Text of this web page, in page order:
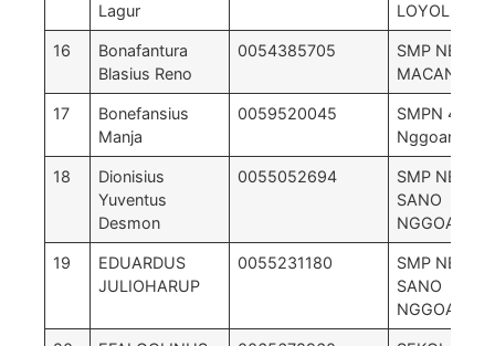
Lagur
LOYOLA
16
Bonafantura
Blasius Reno
0054385705
SMP
MACANG
17
Bonefansius
Manja
0059520045
SMPN 4
Nggoang
18
Dionisius
Yuventus
Desmon
0055052694
SMP
SANO
NGGOANG
19
EDUARDUS
JULIOHARUP
0055231180
SMP
SANO
NGGOANG